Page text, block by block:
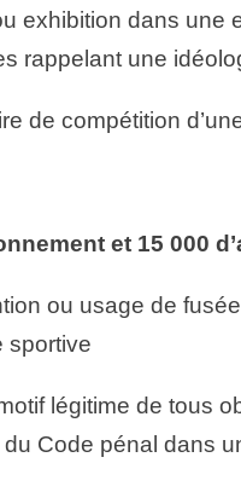
exhibition dans une
rappelant une
de compétition
et 15 000
ou usage de
sportive
légitime de tous
Code pénal dans